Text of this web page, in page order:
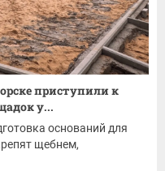
приступили к
у...
оснований для
щебнем,